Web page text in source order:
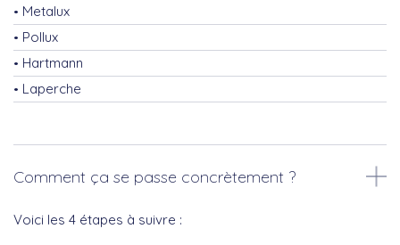
Metalux
Pollux
Hartmann
Laperche
Comment ça se passe concrètement ?
Voici les 4 étapes à suivre :